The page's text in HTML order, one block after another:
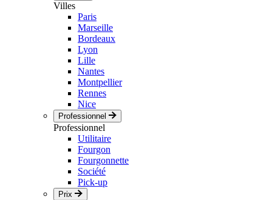
Villes
Paris
Marseille
Bordeaux
Lyon
Lille
Nantes
Montpellier
Rennes
Nice
Professionnel
Professionnel
Utilitaire
Fourgon
Fourgonnette
Société
Pick-up
Prix